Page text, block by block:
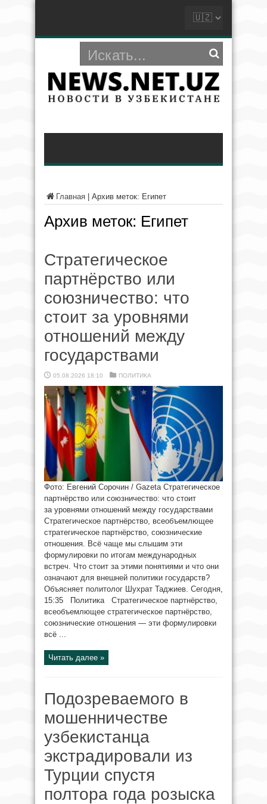
Главная Архив меток: Египет
Архив меток: Египет
Стратегическое
партнёрство или
союзничество: что
стоит за уровнями
отношений между
государствами
05.08.2026 18:10 ПОЛИТИКА
Фото: Евгений Сорочин / Gazeta Стратегическое
партнёрство или союзничество: что стоит
за уровнями отношений между государствами
Стратегическое партнёрство, всеобъемлющее
стратегическое партнёрство, союзнические
отношения. Всё чаще мы слышим эти
формулировки по итогам международных
встреч. Что стоит за этими понятиями и что они
означают для внешней политики государств?
Объясняет политолог Шухрат Таджиев. Сегодня,
15:35 Политика Стратегическое партнёрство,
всеобъемлющее стратегическое партнёрство,
союзнические отношения — эти формулировки
всё ...
Читать далее »
Подозреваемого в
мошенничестве
узбекистанца
экстрадировали из
Турции спустя
полтора года розыска